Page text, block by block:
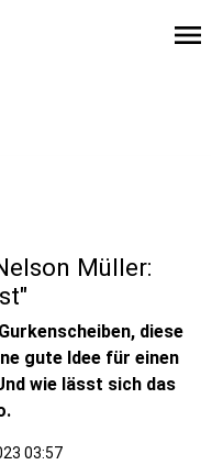
menu
Müller:
diese
gute Idee für einen
wie lässt sich das
03:57